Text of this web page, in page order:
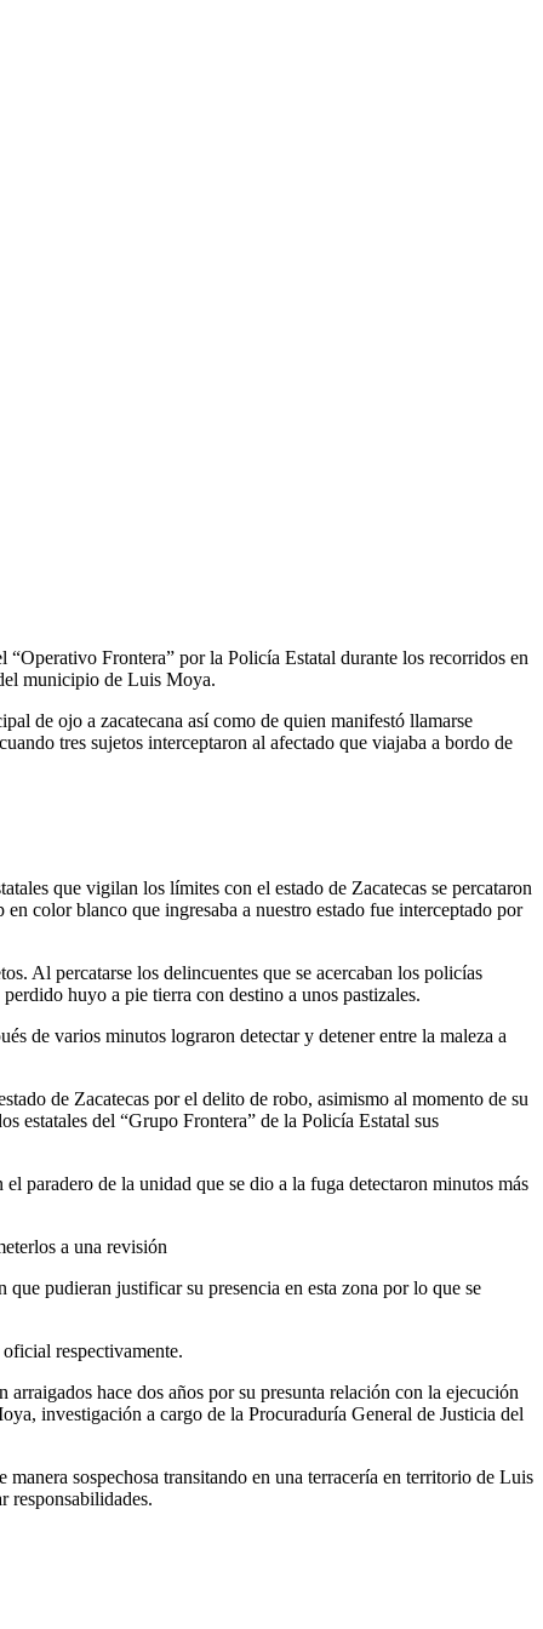
Frontera” por la Policía Estatal durante los recorridos en
municipio de Luis Moya.
de ojo a zacatecana así como de quien manifestó llamarse
tres sujetos interceptaron al afectado que viajaba a bordo de
que vigilan los límites con el estado de Zacatecas se percataron
color blanco que ingresaba a nuestro estado fue interceptado por
Al percatarse los delincuentes que se acercaban los policías
huyo a pie tierra con destino a unos pastizales.
de varios minutos lograron detectar y detener entre la maleza a
de Zacatecas por el delito de robo, asimismo al momento de su
estatales del “Grupo Frontera” de la Policía Estatal sus
paradero de la unidad que se dio a la fuga detectaron minutos más
a una revisión
pudieran justificar su presencia en esta zona por lo que se
respectivamente.
hace dos años por su presunta relación con la ejecución
investigación a cargo de la Procuraduría General de Justicia del
sospechosa transitando en una terracería en territorio de Luis
responsabilidades.